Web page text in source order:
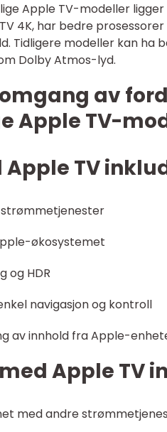
Apple TV-modeller
4K, har bedre
Tidligere modeller kan
Dolby Atmos-lyd.
av
Apple TV-
TV
økosystemet
og HDR
navigasjon og kontroll
av innhold fra Apple-
Apple TV
med andre